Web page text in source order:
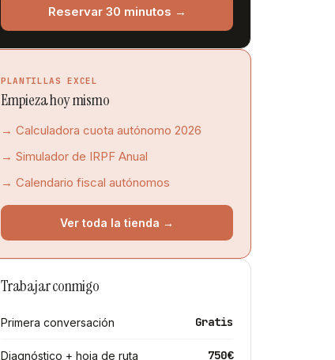
Reservar 30 minutos →
PLANTILLAS EXCEL
Empieza hoy mismo
→ Calculadora cuota autónomo 2026
→ Simulador de IRPF Anual
→ Calendario fiscal autónomos
Ver toda la tienda →
Trabajar conmigo
Primera conversación Gratis
Diagnóstico + hoja de ruta 750€